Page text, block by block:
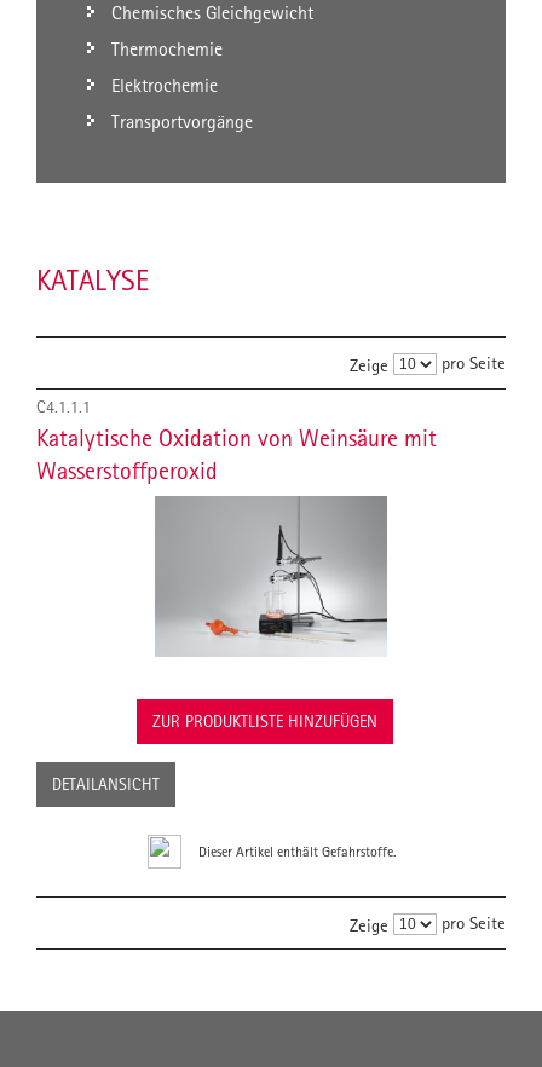
Chemisches Gleichgewicht
Thermochemie
Elektrochemie
Transportvorgänge
KATALYSE
Zeige pro Seite
C4.1.1.1
Katalytische Oxidation von Weinsäure mit
Wasserstoffperoxid
ZUR PRODUKTLISTE HINZUFÜGEN
DETAILANSICHT
Dieser Artikel enthält Gefahrstoffe.
Zeige pro Seite